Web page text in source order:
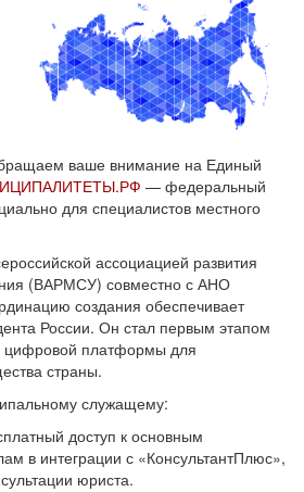
ваше внимание на Единый
— федеральный
для специалистов местного
ассоциацией развития
(ВАРМСУ) совместно с АНО
создания обеспечивает
России. Он стал первым этапом
платформы для
страны.
служащему:
доступ к основным
в интеграции с «КонсультантПлюс»,
юриста.